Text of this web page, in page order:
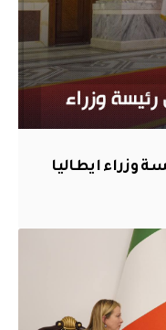
وزراء ايطاليا